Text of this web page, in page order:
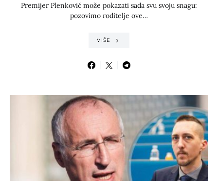
Premijer Plenković može pokazati sada svu svoju snagu:
pozovimo roditelje ove…
VIŠE